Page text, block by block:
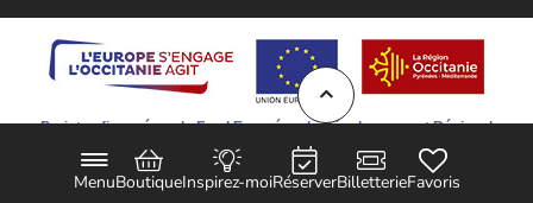
MenuBoutiqueInspirez-moiRéserverBilletterieFavoris
Projet cofinancé par le Fond Européen de Développement Régional